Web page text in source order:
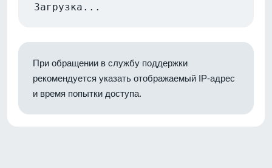
Загрузка...
При обращении в службу поддержки
рекомендуется указать отображаемый IP-адрес
и время попытки доступа.